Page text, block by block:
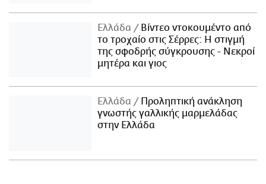
Ελλάδα
Βίντεο ντοκουμέντο από
το τροχαίο στις Σέρρες: Η στιγμή
της σφοδρής σύγκρουσης - Νεκροί
μητέρα και γιος
Ελλάδα
Προληπτική ανάκληση
γνωστής γαλλικής μαρμελάδας
στην Ελλάδα